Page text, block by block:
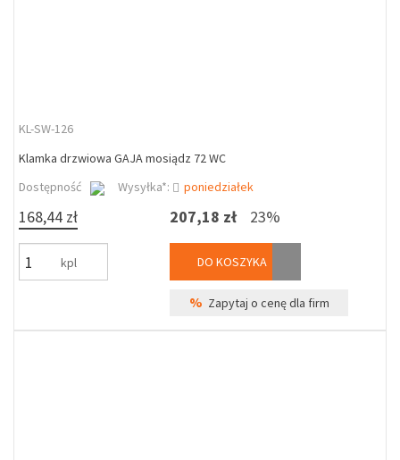
KL-SW-126
Klamka drzwiowa GAJA mosiądz 72 WC
Dostępność
Wysyłka*: poniedziałek
168,44 zł
kpl
207,18 zł 23%
DO KOSZYKA
% Zapytaj o cenę dla firm